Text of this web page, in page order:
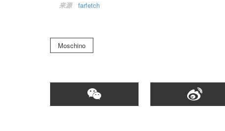
来源 farfetch
Moschino